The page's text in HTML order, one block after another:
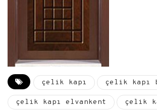
çelik kapı çelik kapı
çelik kapı elvankent çelik